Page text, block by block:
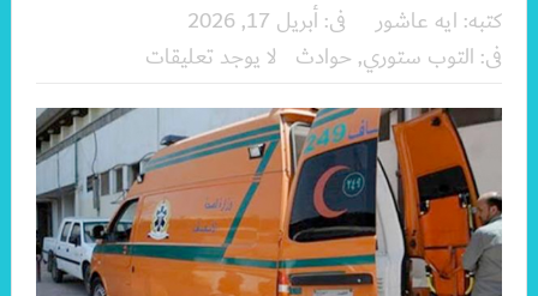
كتبه: ايه عاشور فى:أبريل 17, 2026
فى: التوب ستوري, حوادث لا يوجد تعليقات